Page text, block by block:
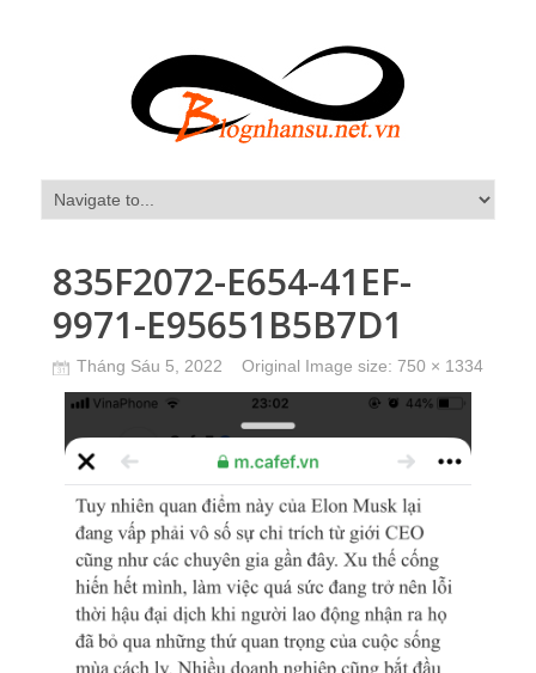
835F2072-E654-41EF-
9971-E95651B5B7D1
Tháng Sáu 5, 2022 Original Image size: 750 × 1334